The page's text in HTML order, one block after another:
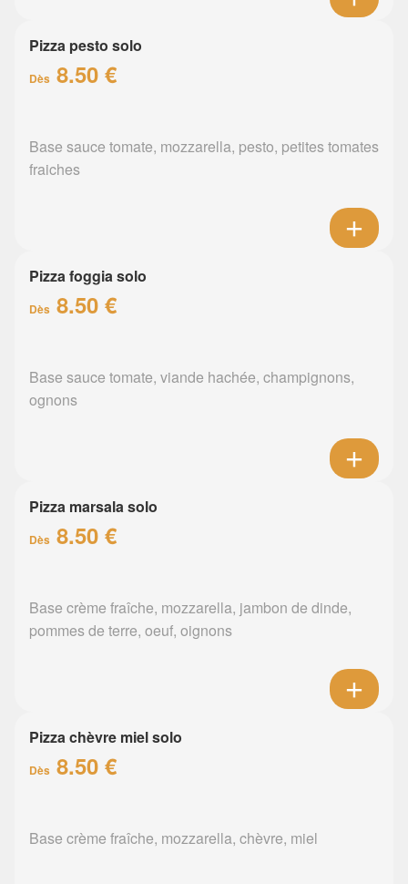
Pizza pesto solo
Dès 8.50 €
Base sauce tomate, mozzarella, pesto, petites tomates
fraiches
Pizza foggia solo
Dès 8.50 €
Base sauce tomate, viande hachée, champignons,
ognons
Pizza marsala solo
Dès 8.50 €
Base crème fraîche, mozzarella, jambon de dinde,
pommes de terre, oeuf, oignons
Pizza chèvre miel solo
Dès 8.50 €
Base crème fraîche, mozzarella, chèvre, miel